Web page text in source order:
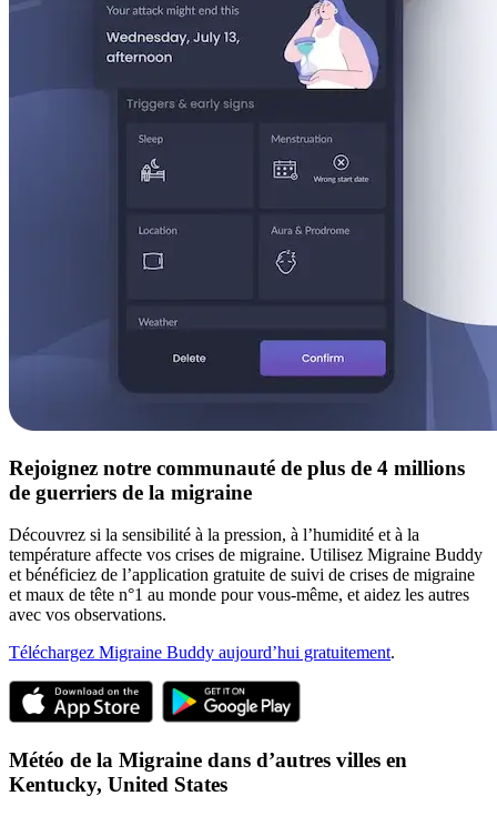
Rejoignez notre communauté de plus de 4 millions
de guerriers de la migraine
Découvrez si la sensibilité à la pression, à l’humidité et à la
température affecte vos crises de migraine. Utilisez Migraine Buddy
et bénéficiez de l’application gratuite de suivi de crises de migraine
et maux de tête n°1 au monde pour vous-même, et aidez les autres
avec vos observations.
Téléchargez Migraine Buddy aujourd’hui gratuitement.
Météo de la Migraine dans d’autres villes en
Kentucky, United States